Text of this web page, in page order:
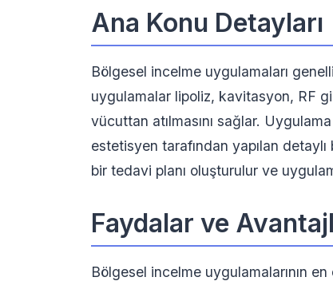
Ana Konu Detayları
Bölgesel incelme uygulamaları
uygulamalar lipoliz, kavitasyon, RF
vücuttan atılmasını sağlar.
estetisyen tarafından yapılan
bir tedavi planı oluşturulur ve
Faydalar ve
Bölgesel incelme uygulamalarının